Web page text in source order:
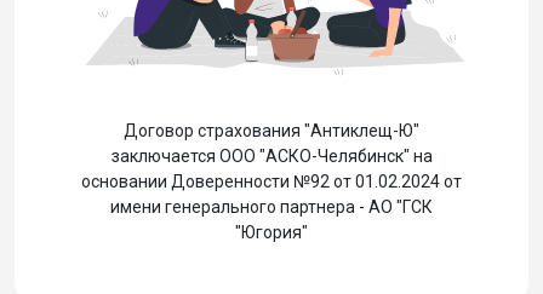
Договор страхования "Антиклещ-Ю"
заключается ООО "АСКО-Челябинск" на
основании Доверенности №92 от 01.02.2024 от
имени генерального партнера - АО "ГСК
"Югория"